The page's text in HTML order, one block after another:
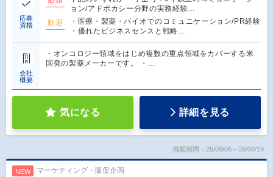
応募
資格
ョン/アドボカシー分野の実務経験…
歓迎
・医療・製薬・バイオでのコミュニケーション/PR経験
・優れたビジネスセンスと戦略…
会社
概要
・オンコロジー領域をはじめ複数の重点領域をカバーする米
国発の製薬メーカーです。 ・…
気になる 詳細を見る
掲載期間：26/08/06～26/08/19
NEW マーケティング・販促企画